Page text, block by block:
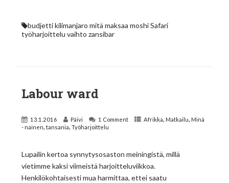
budjettikilimanjaro mitä maksaa moshiSafari
työharjoittelu vaihto zansibar
Labour ward
13.1.2016 Päivi 1 Comment Afrikka,Matkailu,Minä
- nainen,tansania,Työharjoittelu
Lupailin kertoa synnytysosaston meiningistä, millä
vietimme kaksi viimeistä harjoitteluviikkoa.
Henkilökohtaisesti mua harmittaa, ettei saatu